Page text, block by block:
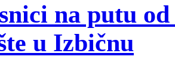
na putu
u Izbičnu